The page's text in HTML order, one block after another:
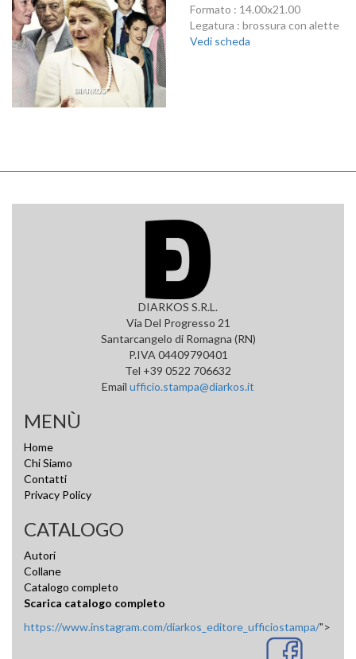
Formato : 14.00x21.00
Legatura : brossura con alette
Vedi scheda
DIARKOS S.R.L.
Via Del Progresso 21
Santarcangelo di Romagna (RN)
P.IVA 04409790401
Tel +39 0522 706632
Email ufficio.stampa@diarkos.it
MENÙ
Home
Chi Siamo
Contatti
Privacy Policy
CATALOGO
Autori
Collane
Catalogo completo
Scarica catalogo completo
https://www.instagram.com/diarkos_editore_ufficiostampa/">